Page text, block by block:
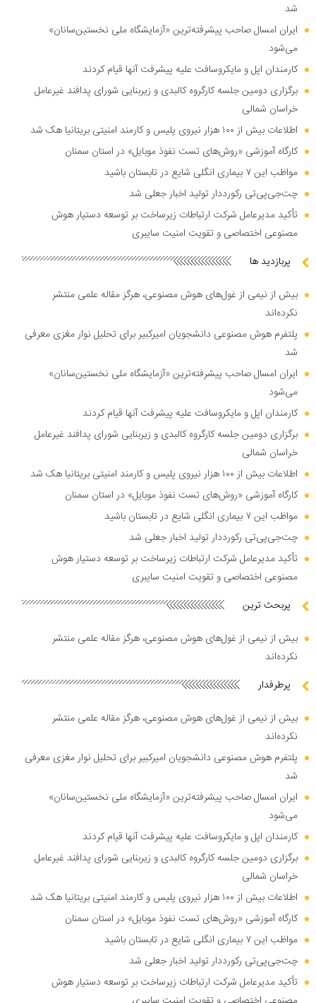
شد
ایران امسال صاحب پیشرفته‌ترین «آزمایشگاه ملی نخستین‌سانان»
می‌شود
کارمندان اپل و مایکروسافت علیه پیشرفت آنها قیام کردند
برگزاری دومین جلسه کارگروه کالبدی و زیربنایی شورای پدافند غیرعامل
خراسان شمالی
اطلاعات بیش از ۱۰۰ هزار نیروی پلیس و کارمند امنیتی بریتانیا هک شد
کارگاه آموزشی «روش‌های تست نفوذ موبایل» در استان سمنان
مواظب این ۷ بیماری انگلی شایع در تابستان باشید
چت‌جی‌پی‌تی رکورددار تولید اخبار جعلی شد
تأکید مدیرعامل شرکت ارتباطات زیرساخت بر توسعه دستیار هوش
مصنوعی اختصاصی و تقویت امنیت سایبری
پربازدید ها
بیش از نیمی از غول‌های هوش مصنوعی، هرگز مقاله علمی منتشر
نکرده‌اند
پلتفرم هوش مصنوعی دانشجویان امیرکبیر برای تحلیل نوار مغزی معرفی
شد
ایران امسال صاحب پیشرفته‌ترین «آزمایشگاه ملی نخستین‌سانان»
می‌شود
کارمندان اپل و مایکروسافت علیه پیشرفت آنها قیام کردند
برگزاری دومین جلسه کارگروه کالبدی و زیربنایی شورای پدافند غیرعامل
خراسان شمالی
اطلاعات بیش از ۱۰۰ هزار نیروی پلیس و کارمند امنیتی بریتانیا هک شد
کارگاه آموزشی «روش‌های تست نفوذ موبایل» در استان سمنان
مواظب این ۷ بیماری انگلی شایع در تابستان باشید
چت‌جی‌پی‌تی رکورددار تولید اخبار جعلی شد
تأکید مدیرعامل شرکت ارتباطات زیرساخت بر توسعه دستیار هوش
مصنوعی اختصاصی و تقویت امنیت سایبری
پربحث ترین
بیش از نیمی از غول‌های هوش مصنوعی، هرگز مقاله علمی منتشر
نکرده‌اند
پرطرفدار
بیش از نیمی از غول‌های هوش مصنوعی، هرگز مقاله علمی منتشر
نکرده‌اند
پلتفرم هوش مصنوعی دانشجویان امیرکبیر برای تحلیل نوار مغزی معرفی
شد
ایران امسال صاحب پیشرفته‌ترین «آزمایشگاه ملی نخستین‌سانان»
می‌شود
کارمندان اپل و مایکروسافت علیه پیشرفت آنها قیام کردند
برگزاری دومین جلسه کارگروه کالبدی و زیربنایی شورای پدافند غیرعامل
خراسان شمالی
اطلاعات بیش از ۱۰۰ هزار نیروی پلیس و کارمند امنیتی بریتانیا هک شد
کارگاه آموزشی «روش‌های تست نفوذ موبایل» در استان سمنان
مواظب این ۷ بیماری انگلی شایع در تابستان باشید
چت‌جی‌پی‌تی رکورددار تولید اخبار جعلی شد
تأکید مدیرعامل شرکت ارتباطات زیرساخت بر توسعه دستیار هوش